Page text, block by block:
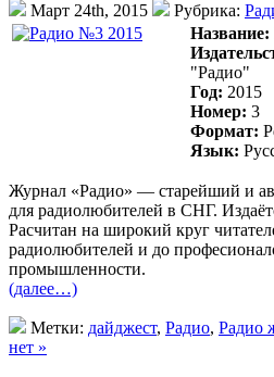
Март 24th, 2015 Рубрика:
Название:
"Радио"
Год: 2015
Номер: 3
Формат:
Язык:
Журнал «Радио» — старейший и
для радиолюбителей в СНГ.
Раcчитан на широкий круг
радиолюбителей и до
промышленности.
(далее…)
Метки: дайджест, Радио, Радио
нет »